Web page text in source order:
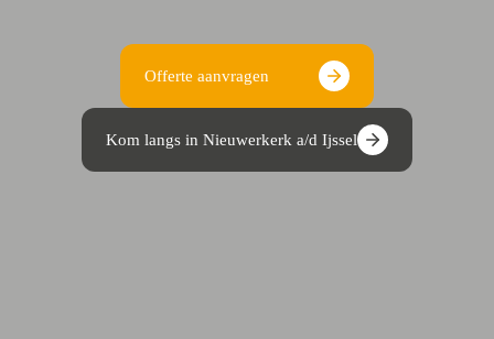
Offerte aanvragen
Kom langs in Nieuwerkerk a/d Ijssel